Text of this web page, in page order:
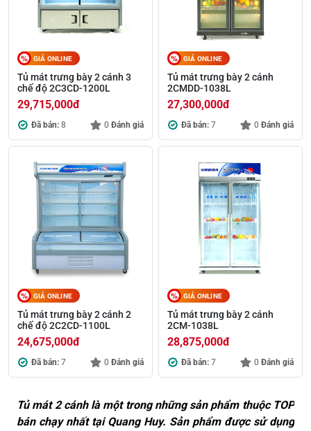
GIÁ ONLINE
Tủ mát trưng bày 2 cánh 3
chế độ 2C3CD-1200L
29,715,000đ
Đã bán: 8 0 Đánh giá
GIÁ ONLINE
Tủ mát trưng bày 2 cánh
2CMDD-1038L
27,300,000đ
Đã bán: 7 0 Đánh giá
GIÁ ONLINE
Tủ mát trưng bày 2 cánh 2
chế độ 2C2CD-1100L
24,675,000đ
Đã bán: 7 0 Đánh giá
GIÁ ONLINE
Tủ mát trưng bày 2 cánh
2CM-1038L
28,875,000đ
Đã bán: 7 0 Đánh giá
Tủ mát 2 cánh là một trong những sản phẩm thuộc TOP
bán chạy nhất tại Quang Huy. Sản phẩm được sử dụng